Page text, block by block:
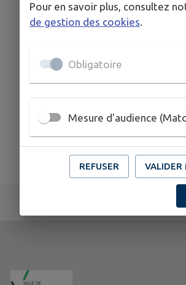
Pour en savoir plus, consultez
de gestion des cookies.
Obligatoire
Mesure d'audience
REFUSER VALIDER